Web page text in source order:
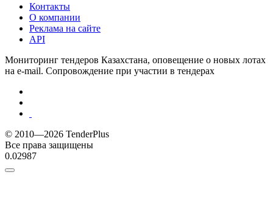
Контакты
О компании
Реклама на сайте
API
Мониторинг тендеров Казахстана, оповещение о новых лотах
на e-mail. Сопровождение при участии в тендерах
© 2010—2026 TenderPlus
Все права защищены
0.02987